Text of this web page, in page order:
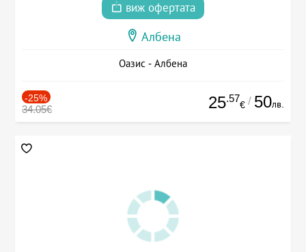
виж офертата
Албена
Оазис - Албена
-25%
34.05€ 25.57
€ / 50лв.